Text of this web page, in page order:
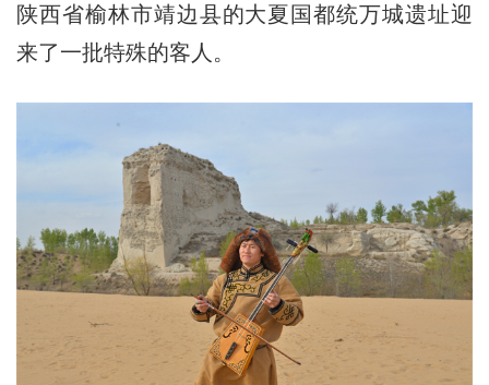
陕西省榆林市靖边县的大夏国都统万城遗址迎
来了一批特殊的客人。